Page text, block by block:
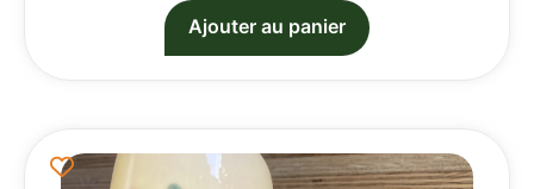
Ajouter au panier